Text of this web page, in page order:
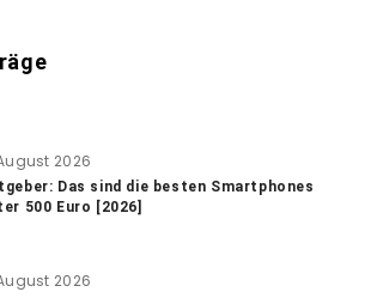
2026
Das sind die besten Smartphones
500 Euro [2026]
2026